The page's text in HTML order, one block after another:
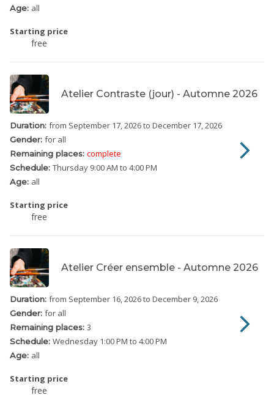
Age: all
Starting price
free
Atelier Contraste (jour) - Automne 2026
Duration: from September 17, 2026to December 17, 2026
Gender: for all
Remaining places: complete
Schedule: Thursday 9:00 AM to 4:00 PM
Age: all
Starting price
free
Atelier Créer ensemble - Automne 2026
Duration: from September 16, 2026to December 9, 2026
Gender: for all
Remaining places: 3
Schedule: Wednesday 1:00 PM to 4:00 PM
Age: all
Starting price
free